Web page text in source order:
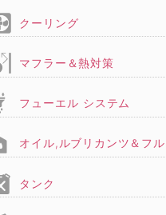
クーリング
マフラー＆熱対策
フューエル システム
オイル,ルブリカンツ＆フル
タンク